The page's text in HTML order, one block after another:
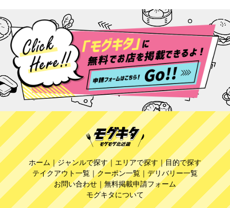
ホーム ｜ジャンルで探す｜ エリアで探す ｜目的で探す
テイクアウト一覧 ｜クーポン一覧 ｜ デリバリー一覧
お問い合わせ ｜ 無料掲載申請フォーム
モグキタについて